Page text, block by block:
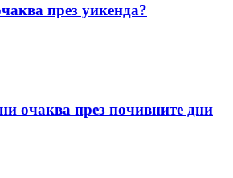
през уикенда?
очаква през почивните дни